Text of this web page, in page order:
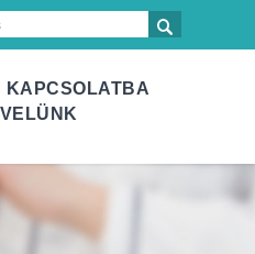

KAPCSOLATBA
VELÜNK